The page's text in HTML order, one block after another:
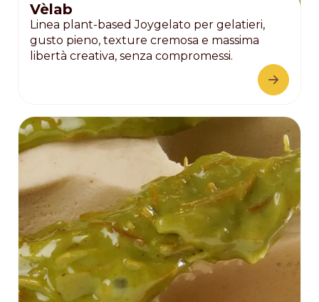
Vèlab
Linea plant-based Joygelato per gelatieri,
gusto pieno, texture cremosa e massima
libertà creativa, senza compromessi.